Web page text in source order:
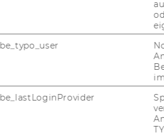
be_typo_user
be_lastLoginProvider